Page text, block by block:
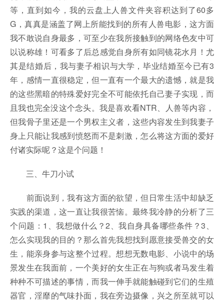
等，直到如今，我的云盘上人兽文件夹容积达到了60多
G，真真是涵盖了网上所能找到的所有人兽电影，这方面
我不敢说自身最多，可至少在我所接触到的网络色友中可
以说称雄！可看多了后总感觉自身所有如同镜花水月！尤
其是结婚后，我与妻子相识与大学，毕业结婚至今已有3
年，感情一直很稳定，但一直有一个最大的遗憾，就是我
的这些黑暗的特殊爱好完全不可能依托自己妻子实现，而
且我也完全没这个念头。我是喜欢看NTR、人兽等内容，
但我骨子里还是一个男权主义者，这些内容发生到我妻子
身上只能让我感到愤怒而不是刺激，怎么将这方面的爱好
付诸实际呢？这是个问题！
三、牛刀小试
前面说到，我有这方面的欲望，但日常生活中却缺乏
实践的渠道，这一直让我很苦恼。最终我冷静的分析了三
个问题：1、我想做什么？2、我自身具备哪些条件？3、
怎么实现我的目的？那么首先我想找到愿意接受兽交的女
生，能亲身参与这整个过程。想想无数电影、小说中的场
景发生在我面前，一个美好的女生正在与狗或者马发生着
种种不可描述的事情，而我一伸手就能触碰到它们的生殖
器官，淫靡的气味扑面，我在旁边摄像，兴之所至就可以